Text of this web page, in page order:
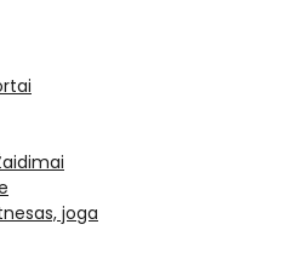
joga